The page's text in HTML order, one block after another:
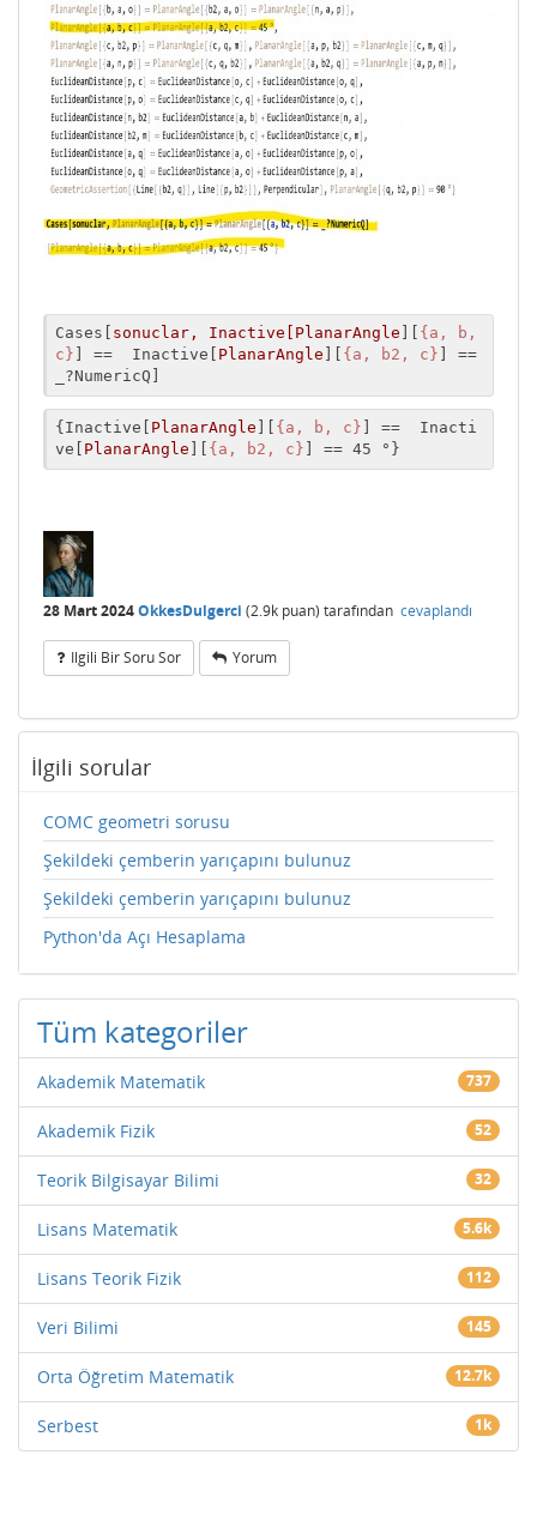
Cases[ sonuclar, Inactive[PlanarAngle
{a, b,
c} ] ==  Inactive[ PlanarAngle {a, b2, c} ] ==
_?NumericQ]
{Inactive[ PlanarAngle {a, b, c} ] ==  Inacti
ve[ PlanarAngle {a, b2, c} ] == 45 °}
28 Mart 2024OkkesDulgerci (2.9k puan) tarafından cevaplandı
Ilgili Bir Soru Sor Yorum
İlgili sorular
COMC geometri sorusu
Şekildeki çemberin yarıçapını bulunuz
Şekildeki çemberin yarıçapını bulunuz
Python'da Açı Hesaplama
Tüm kategoriler
Akademik Matematik 737
Akademik Fizik 52
Teorik Bilgisayar Bilimi 32
Lisans Matematik 5.6k
Lisans Teorik Fizik 112
Veri Bilimi 145
Orta Öğretim Matematik 12.7k
Serbest 1k